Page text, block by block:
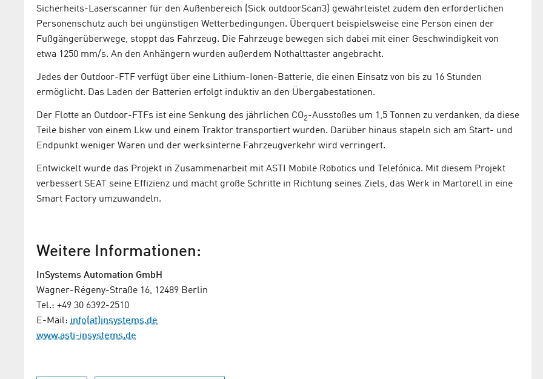
Sicherheits-Laserscanner für den Außenbereich (Sick outdoorScan3) gewährleistet zudem den erforderlichen
Personenschutz auch bei ungünstigen Wetterbedingungen. Überquert beispielsweise eine Person einen der
Fußgängerüberwege, stoppt das Fahrzeug. Die Fahrzeuge bewegen sich dabei mit einer Geschwindigkeit von
etwa 1250 mm/s. An den Anhängern wurden außerdem Nothalttaster angebracht.
Jedes der Outdoor-FTF verfügt über eine Lithium-Ionen-Batterie, die einen Einsatz von bis zu 16 Stunden
ermöglicht. Das Laden der Batterien erfolgt induktiv an den Übergabestationen.
Der Flotte an Outdoor-FTFs ist eine Senkung des jährlichen CO2-Ausstoßes um 1,5 Tonnen zu verdanken, da diese
Teile bisher von einem Lkw und einem Traktor transportiert wurden. Darüber hinaus stapeln sich am Start- und
Endpunkt weniger Waren und der werksinterne Fahrzeugverkehr wird verringert.
Entwickelt wurde das Projekt in Zusammenarbeit mit ASTI Mobile Robotics und Telefónica. Mit diesem Projekt
verbessert SEAT seine Effizienz und macht große Schritte in Richtung seines Ziels, das Werk in Martorell in eine
Smart Factory umzuwandeln.
Weitere Informationen:
InSystems Automation GmbH
Wagner-Régeny-Straße 16, 12489 Berlin
Tel.: +49 30 6392-2510
E-Mail: info(at)insystems.de
www.asti-insystems.de